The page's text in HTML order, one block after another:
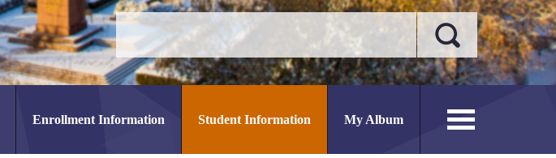
Enrollment Information Student Information My Album